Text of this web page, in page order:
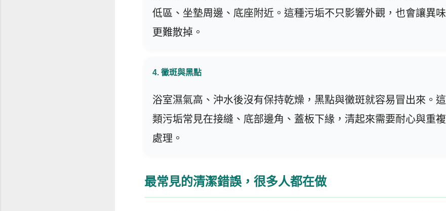
低區、坐墊周邊、底座附近。這種污垢不只影響外觀，也會讓異味
更難散掉。
4. 黴斑與黑點
浴室濕氣高、沖水後沒有保持乾燥，黑點與黴斑就容易冒出來。這
類污垢常見在接縫、底部邊角、蓋板下緣，清起來需要耐心與重複
處理。
最常見的清潔錯誤，很多人都在做